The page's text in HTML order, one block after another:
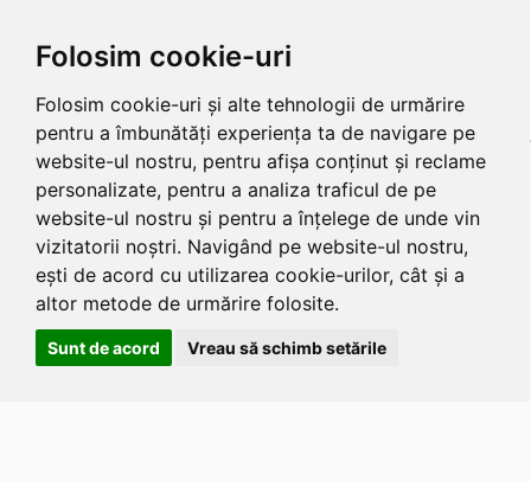
Folosim cookie-uri
Folosim cookie-uri și alte tehnologii de urmărire
pentru a îmbunătăți experiența ta de navigare pe
website-ul nostru, pentru afișa conținut și reclame
personalizate, pentru a analiza traficul de pe
website-ul nostru și pentru a înțelege de unde vin
vizitatorii noștri. Navigând pe website-ul nostru,
ești de acord cu utilizarea cookie-urilor, cât și a
altor metode de urmărire folosite.
Sunt de acord Vreau să schimb setările